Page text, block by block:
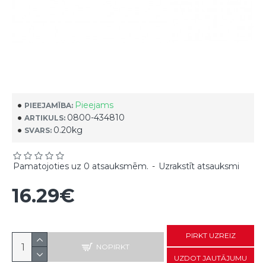
PIEEJAMĪBA: Pieejams
ARTIKULS: 0800-434810
SVARS: 0.20kg
Pamatojoties uz 0 atsauksmēm. - Uzrakstīt atsauksmi
16.29€
NOPIRKT
PIRKT UZREIZ
UZDOT JAUTĀJUMU